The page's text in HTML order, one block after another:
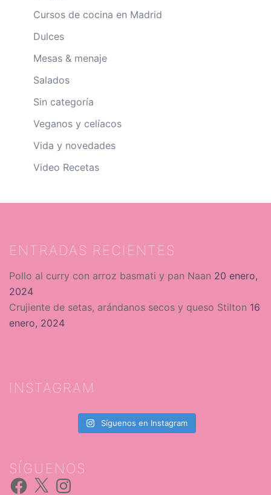
Cursos de cocina en Madrid
Dulces
Mesas & menaje
Salados
Sin categoría
Veganos y celíacos
Vida y novedades
Video Recetas
ENTRADAS RECIENTES
Pollo al curry con arroz basmati y pan Naan 20 enero,
2024
Crujiente de setas, arándanos secos y queso Stilton 16
enero, 2024
INSTAGRAM
Síguenos en Instagram
SÍGUENOS
Facebook
X Instagram